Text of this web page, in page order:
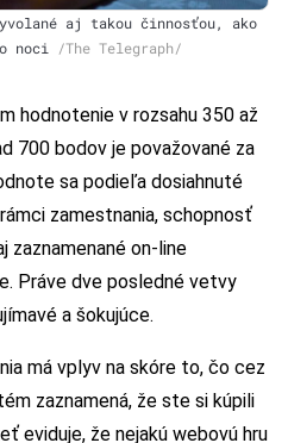
aj takou činnosťou, ako
noci
/The Telegraph/
hodnotenie v rozsahu 350 až
700 bodov je považované za
sa podieľa dosiahnuté
zamestnania, schopnosť
zaznamenané on-line
Práve dve posledné vetvy
a šokujúce.
má vplyv na skóre to, čo cez
zaznamená, že ste si kúpili
eviduje, že nejakú webovú hru